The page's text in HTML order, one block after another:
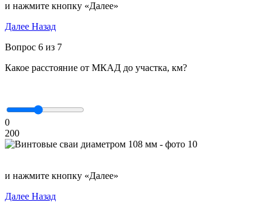
и нажмите кнопку «Далее»
Далее Назад
Вопрос 6 из 7
Какое расстояние от МКАД до участка, км?
0
200
и нажмите кнопку «Далее»
Далее Назад